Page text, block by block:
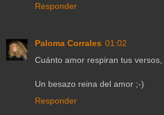
Responder
Paloma Corrales 01:02
Cuánto amor respiran tus
Un besazo reina del amor ;-)
Responder